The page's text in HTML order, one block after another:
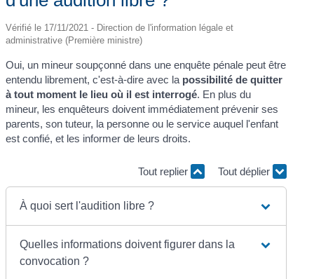
Vérifié le 17/11/2021 - Direction de l'information légale et
administrative (Première ministre)
Oui, un mineur soupçonné dans une enquête pénale peut être
entendu librement, c'est-à-dire avec la possibilité de quitter
à tout moment le lieu où il est interrogé. En plus du
mineur, les enquêteurs doivent immédiatement prévenir ses
parents, son tuteur, la personne ou le service auquel l'enfant
est confié, et les informer de leurs droits.
Tout replier Tout déplier
À quoi sert l'audition libre ?
Quelles informations doivent figurer dans la
convocation ?